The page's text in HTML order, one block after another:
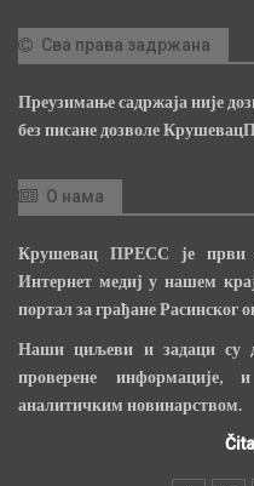
Сва права задржана
Преузимање садржаја није
без писане дозволе
О нама
Крушевац ПРЕСС је први
Интернет медиј у нашем
портал за грађане Расинског
Наши циљеви и задаци су
проверене
аналитичким новинарством.